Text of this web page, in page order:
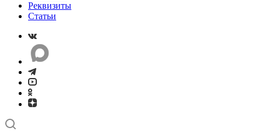
Реквизиты
Статьи